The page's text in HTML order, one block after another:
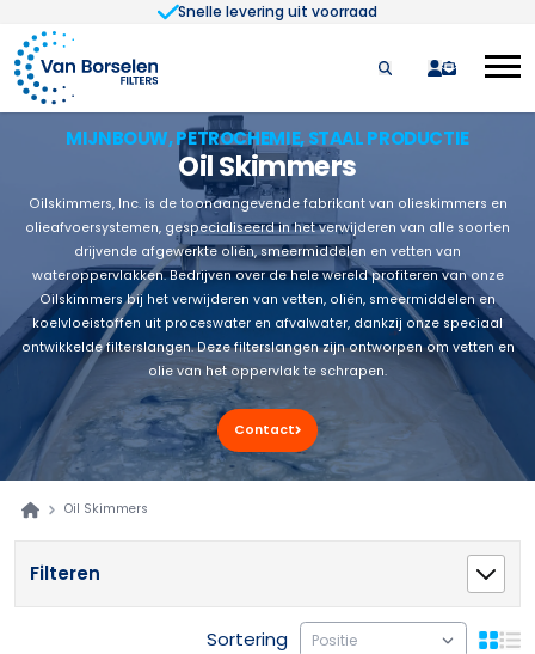
Snelle levering uit voorraad
Ga naar de inhoud
quote
MIJNBOUW, PETROCHEMIE, STAAL PRODUCTIE
Oil Skimmers
Oilskimmers, Inc. is de toonaangevende fabrikant van olieskimmers en
olieafvoersystemen, gespecialiseerd in het verwijderen van alle soorten
drijvende afgewerkte oliën, smeermiddelen en vetten van
wateroppervlakken. Bedrijven over de hele wereld profiteren van onze
Oilskimmers bij het verwijderen van vetten, oliën, smeermiddelen en
koelvloeistoffen uit proceswater en afvalwater, dankzij onze speciaal
ontwikkelde filterslangen. Deze filterslangen zijn ontworpen om vetten en
olie van het oppervlak te schrapen.
Contact
Oil Skimmers
Filteren
Sortering